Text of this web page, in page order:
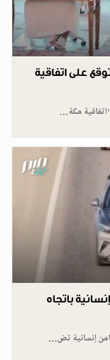
على اتفاقية
مكة…
باتجاه
إنسانية تض…